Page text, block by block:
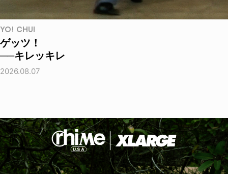
YO! CHUI
ゲッツ！
──キレッキレ
2026.08.07